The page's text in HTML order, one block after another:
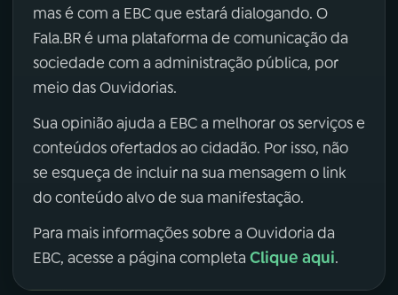
mas é com a EBC que estará dialogando. O
Fala.BR é uma plataforma de comunicação da
sociedade com a administração pública, por
meio das Ouvidorias.
Sua opinião ajuda a EBC a melhorar os serviços e
conteúdos ofertados ao cidadão. Por isso, não
se esqueça de incluir na sua mensagem o link
do conteúdo alvo de sua manifestação.
Para mais informações sobre a Ouvidoria da
EBC, acesse a página completa Clique aqui.